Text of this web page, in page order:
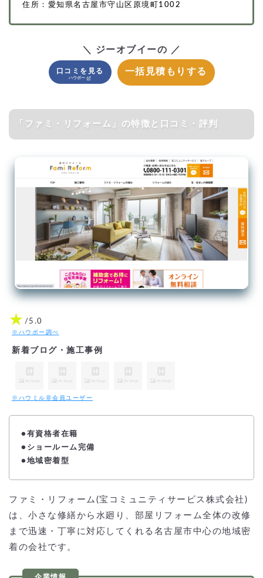
住所：愛知県名古屋市守山区原境町1002
＼ ジーオブイーの ／
口コミを見る 一括見積もりする
「ファミ・リフォーム」の特徴と口コミ・評判
★ /5.0
※ハウボー調べ
新着ブログ・施工事例
※ハウミル非会員ユーザー
●有資格者在籍
●ショールーム完備
●地域密着型
ファミ・リフォーム(宝コミュニティサービス株式会社)
は、小さな修繕から水廻り、部屋リフォーム全体の改修
まで迅速・丁寧に対応してくれる名古屋市中心の地域密
着の会社です。